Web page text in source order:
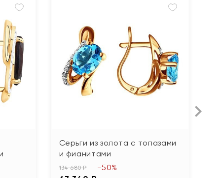
Серьги из золота с топазами
и фианитами
134 680 ₽ -50%